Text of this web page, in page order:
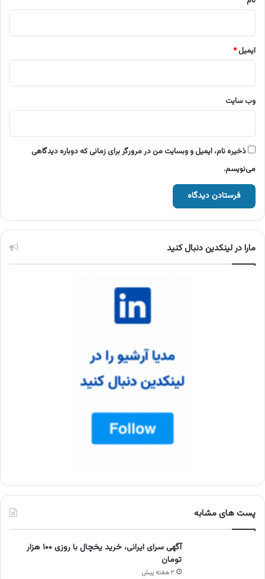
ایمیل*
وب‌ سایت
ذخیره نام، ایمیل و وبسایت من در مرورگر برای زمانی که دوباره دیدگاهی
می‌نویسم.
مارا در لینکدین دنبال کنید
پست های مشابه
آگهی سرای ایرانی، خرید یخچال با روزی ۱۰۰ هزار
تومان
۲ هفته پیش